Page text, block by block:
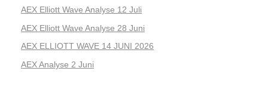
AEX Elliott Wave Analyse 12 Juli
AEX Elliott Wave Analyse 28 Juni
AEX ELLIOTT WAVE 14 JUNI 2026
AEX Analyse 2 Juni